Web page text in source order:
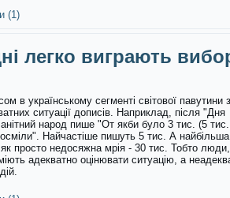
(1)
легко виграють
в українському сегменті світової павутини
ситуації дописів. Наприклад, після "Дня
народ пише "От якби було 3 тис. (5
Найчастіше пишуть 5 тис. А
просто недосяжна мрія - 30 тис. Тобто люди,
адекватно оцінювати ситуацію, а